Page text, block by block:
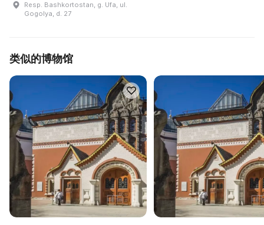
Resp. Bashkortostan, g. Ufa, ul.
Gogolya, d. 27
类似的博物馆